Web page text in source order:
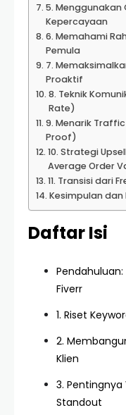
5. Menggunakan
Kepercayaan
6. Memahami
Pemula
7.
Proaktif
8. Teknik
Rate)
9. Menarik
Proof)
10. Strategi
Average Order
11. Transisi dari
Kesimpulan dan
Daftar Isi
Fiverr
1. Riset
2.
Klien
3.
Standout